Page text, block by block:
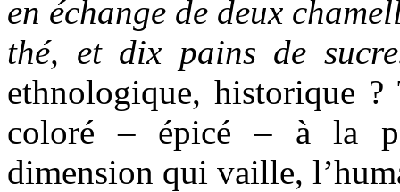
en échange de deux
thé, et dix pains de
ethnologique, historique
coloré – épicé – à la
dimension qui vaille,